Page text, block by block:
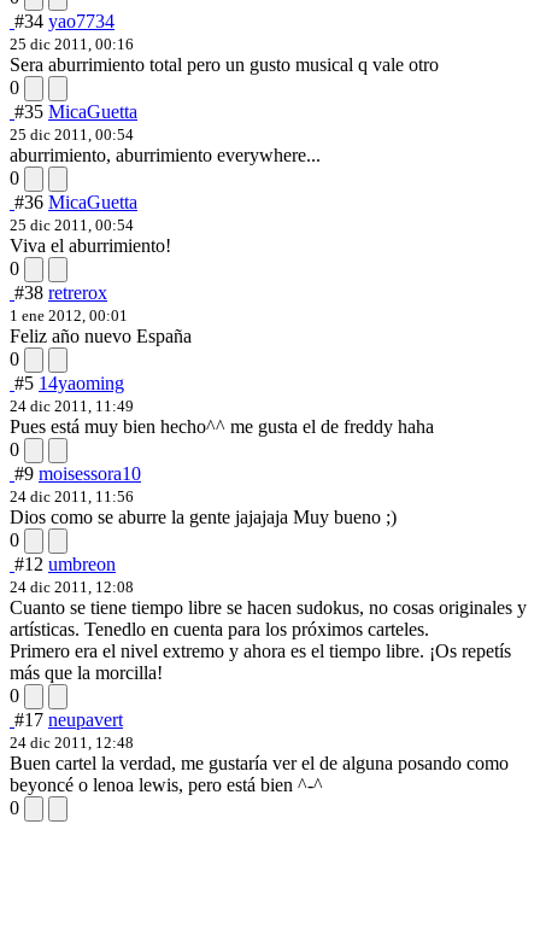
#34 yao7734
25 dic 2011, 00:16
Sera aburrimiento total pero un gusto musical q vale otro
0
#35 MicaGuetta
25 dic 2011, 00:54
aburrimiento, aburrimiento everywhere...
0
#36 MicaGuetta
25 dic 2011, 00:54
Viva el aburrimiento!
0
#38 retrerox
1 ene 2012, 00:01
Feliz año nuevo España
0
#5 14yaoming
24 dic 2011, 11:49
Pues está muy bien hecho^^ me gusta el de freddy haha
0
#9 moisessora10
24 dic 2011, 11:56
Dios como se aburre la gente jajajaja Muy bueno ;)
0
#12 umbreon
24 dic 2011, 12:08
Cuanto se tiene tiempo libre se hacen sudokus, no cosas originales y
artísticas. Tenedlo en cuenta para los próximos carteles.
Primero era el nivel extremo y ahora es el tiempo libre. ¡Os repetís
más que la morcilla!
0
#17 neupavert
24 dic 2011, 12:48
Buen cartel la verdad, me gustaría ver el de alguna posando como
beyoncé o lenoa lewis, pero está bien ^-^
0